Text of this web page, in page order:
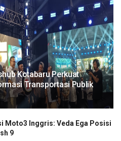
Kotabaru Perkuat
Transportasi Publik
Moto3 Inggris: Veda Ega Posisi
9